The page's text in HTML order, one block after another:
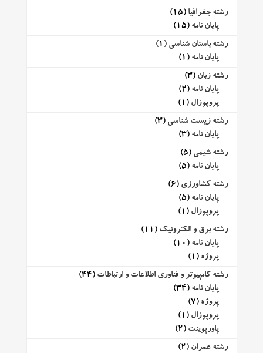
رشته جغرافیا (15)
پایان نامه (15)
رشته باستان شناسی (1)
پایان نامه (1)
رشته زبان (3)
پایان نامه (2)
پروپوزال (1)
رشته زیست شناسی (3)
پایان نامه (3)
رشته شیمی (5)
پایان نامه (5)
رشته کشاورزی (6)
پایان نامه (5)
پروپوزال (1)
رشته برق و الکترونیک (11)
پایان نامه (10)
پروژه (1)
رشته کامپیوتر و فناوری اطلاعات و ارتباطات (44)
پایان نامه (34)
پروژه (7)
پروپوزال (1)
پاورپوینت (2)
رشته عمران (2)